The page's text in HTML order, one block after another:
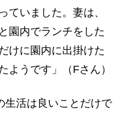
ていました。妻は、
園内でランチをした
けに園内に出掛けた
ようです」（Fさん）
生活は良いことだけで